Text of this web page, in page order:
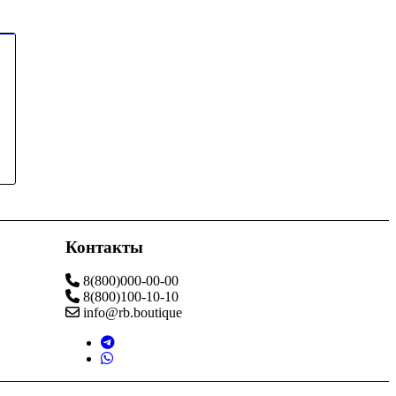
Контакты
8(800)000-00-00
8(800)100-10-10
info@rb.boutique